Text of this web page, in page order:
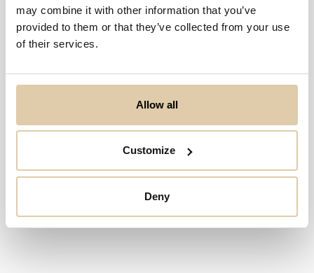
may combine it with other information that you’ve
provided to them or that they’ve collected from your use
of their services.
Allow all
Customize
Deny
Ei osumia haulla...